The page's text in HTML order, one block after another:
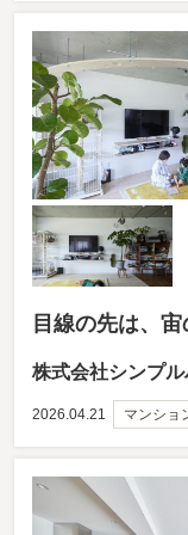
目線の先は、
株式会社シンプル
2026.04.21 マンショ